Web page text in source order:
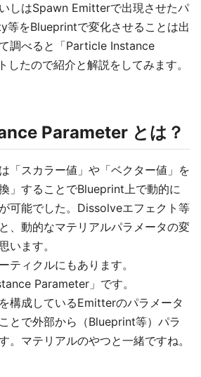
しはSpawn Emitterで出現させたパ
等をBlueprintで変化させることは出
調べると「Particle Instance
たので紹介と解説をしてみます。
Parameter とは？
「スカラー値」や「ベクター値」を
」することでBlueprint上で動的に
可能でした。Dissolveエフェクト等
、動的なマテリアルパラメータの変
います。
ティクルにもあります。
Parameter」です。
構成しているEmitterのパラメータ
とで外部から（Blueprint等）パラ
。マテリアルのやつと一緒ですね。